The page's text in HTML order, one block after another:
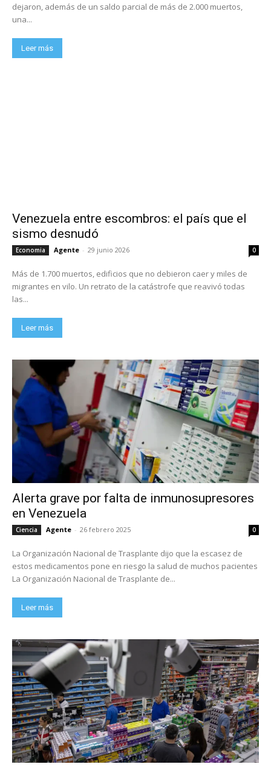
dejaron, además de un saldo parcial de más de 2.000 muertos,
una...
Leer más
Venezuela entre escombros: el país que el
sismo desnudó
Economia Agente - 29 junio 2026 0
Más de 1.700 muertos, edificios que no debieron caer y miles de
migrantes en vilo. Un retrato de la catástrofe que reavivó todas
las...
Leer más
Alerta grave por falta de inmunosupresores
en Venezuela
Ciencia Agente - 26 febrero 2025 0
La Organización Nacional de Trasplante dijo que la escasez de
estos medicamentos pone en riesgo la salud de muchos pacientes
La Organización Nacional de Trasplante de...
Leer más